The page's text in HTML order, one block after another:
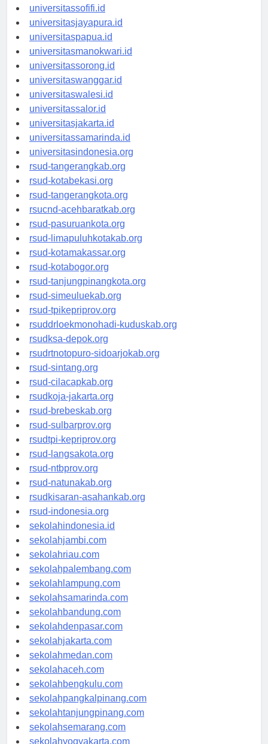
universitasmaluku.id
universitassofifi.id
universitasjayapura.id
universitaspapua.id
universitasmanokwari.id
universitassorong.id
universitaswanggar.id
universitaswalesi.id
universitassalor.id
universitasjakarta.id
universitassamarinda.id
universitasindonesia.org
rsud-tangerangkab.org
rsud-kotabekasi.org
rsud-tangerangkota.org
rsucnd-acehbaratkab.org
rsud-pasuruankota.org
rsud-limapuluhkotakab.org
rsud-kotamakassar.org
rsud-kotabogor.org
rsud-tanjungpinangkota.org
rsud-simeuluekab.org
rsud-tpikepriprov.org
rsuddrloekmonohadi-kuduskab.org
rsudksa-depok.org
rsudrtnotopuro-sidoarjokab.org
rsud-sintang.org
rsud-cilacapkab.org
rsudkoja-jakarta.org
rsud-brebeskab.org
rsud-sulbarprov.org
rsudtpi-kepriprov.org
rsud-langsakota.org
rsud-ntbprov.org
rsud-natunakab.org
rsudkisaran-asahankab.org
rsud-indonesia.org
sekolahindonesia.id
sekolahjambi.com
sekolahriau.com
sekolahpalembang.com
sekolahlampung.com
sekolahsamarinda.com
sekolahbandung.com
sekolahdenpasar.com
sekolahjakarta.com
sekolahmedan.com
sekolahaceh.com
sekolahbengkulu.com
sekolahpangkalpinang.com
sekolahtanjungpinang.com
sekolahsemarang.com